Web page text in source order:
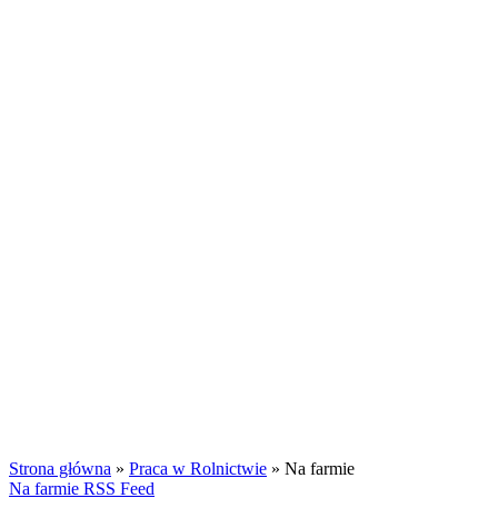
Strona główna » Praca w Rolnictwie » Na farmie
Na farmie RSS Feed